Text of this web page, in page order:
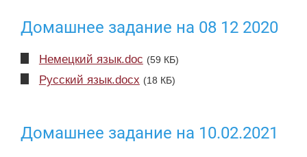
Домашнее задание на 08 12 2020
Немецкий язык.doc (59 КБ)
Русский язык.docx (18 КБ)
Домашнее задание на 10.02.2021